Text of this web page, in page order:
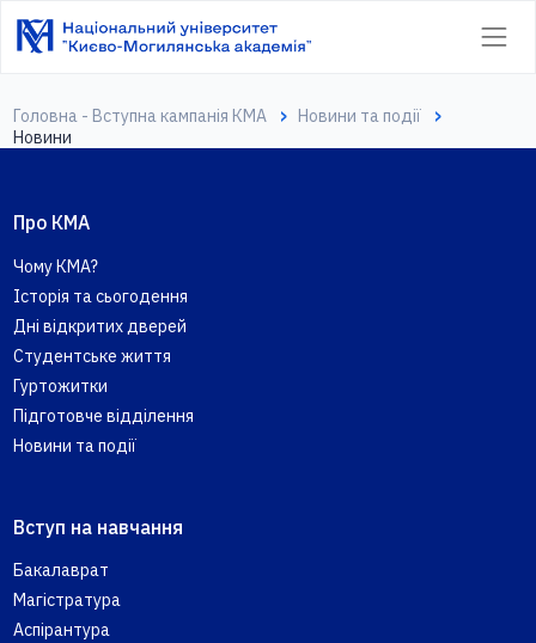
Головна - Вступна кампанія КМА
Новини та події
Новини
Про КМА
Чому КМА?
Історія та сьогодення
Дні відкритих дверей
Студентське життя
Гуртожитки
Підготовче відділення
Новини та події
Вступ на навчання
Бакалаврат
Магістратура
Аспірантура